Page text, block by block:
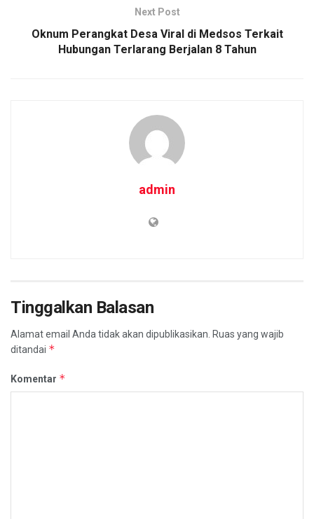
Next Post
Oknum Perangkat Desa Viral di Medsos Terkait
Hubungan Terlarang Berjalan 8 Tahun
admin
Tinggalkan Balasan
Alamat email Anda tidak akan dipublikasikan. Ruas yang wajib
ditandai *
Komentar *